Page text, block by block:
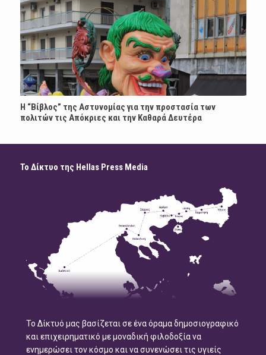
Η “Βίβλος” της Αστυνομίας για την προστασία των
πολιτών τις Απόκριες και την Καθαρά Δευτέρα
Το Δίκτυο της Hellas Press Media
Το Δίκτυό μας βασίζεται σε ένα όραμα δημοσιογραφικό
και επιχειρηματικό με μοναδική φιλοδοξία να
ενημερώσει τον κόσμο και να συνενώσει τις υγιείς